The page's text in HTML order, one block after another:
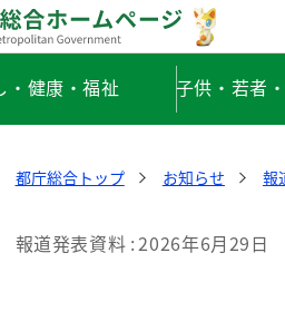
・健康・福祉 子供・若者
都庁総合トップ お知らせ 報
報道発表資料 2026年6月29日